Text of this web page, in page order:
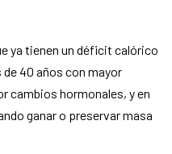
ya tienen un déficit calórico
40 años con mayor
cambios hormonales, y en
ganar o preservar masa